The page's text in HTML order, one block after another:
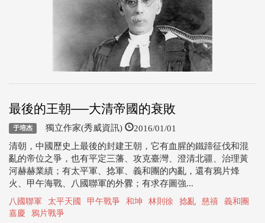
最後的王朝──大清帝國的衰敗
于培杰 獨立作家(秀威資訊) 2016/01/01
清朝，中國歷史上最後的封建王朝，它有血腥的鐵蹄征伐和混
亂的帝位之爭，也有平定三藩、攻克臺灣、澄清北疆、治理黃
河赫赫業績；有太平軍、捻軍、義和團的內亂，還有鴉片烽
火、甲午海戰、八國聯軍的外釁；有求存圖強...
八國聯軍 太平天國 甲午戰爭 和坤 林則徐 捻亂 慈禧
義和團
嘉慶
鴉片戰爭